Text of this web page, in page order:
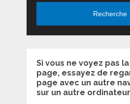
Recherche
Si vous ne voyez pas
page, essayez de
page avec un autre
sur un autre ordinateur